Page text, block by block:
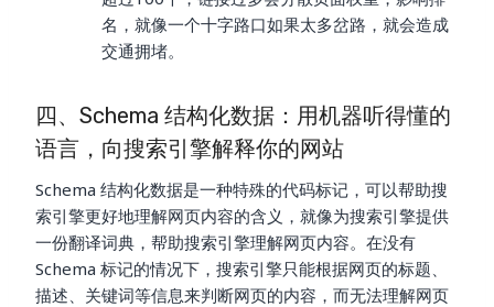
名，就像一个十字路口如果太多岔路，就会造成
交通拥堵。
四、Schema 结构化数据：用机器听得懂的
语言，向搜索引擎解释你的网站
Schema 结构化数据是一种特殊的代码标记，可以帮助搜
索引擎更好地理解网页内容的含义，就像为搜索引擎提供
一份翻译词典，帮助搜索引擎理解网页内容。在没有
Schema 标记的情况下，搜索引擎只能根据网页的标题、
描述、关键词等信息来判断网页的内容，而无法理解网页